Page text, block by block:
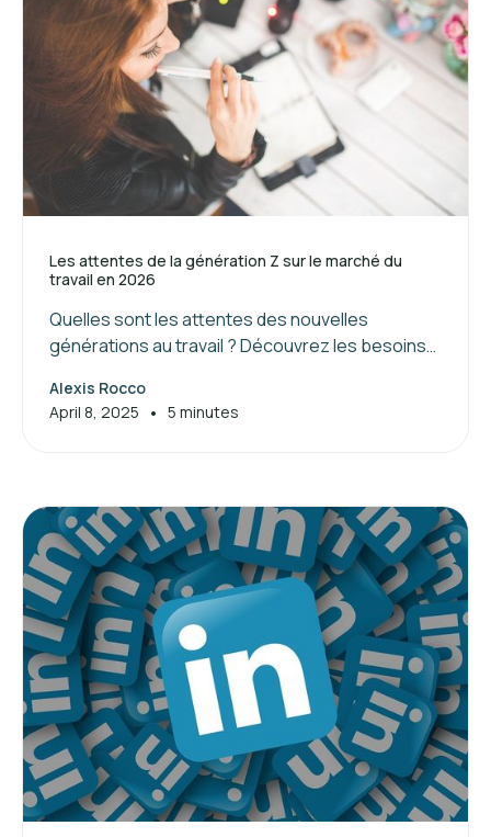
Les attentes de la génération Z sur le marché du
travail en 2026
Quelles sont les attentes des nouvelles
générations au travail ? Découvrez les besoins
manager ces jeunes talents.
Alexis Rocco
April 8, 2025
• 5 minutes